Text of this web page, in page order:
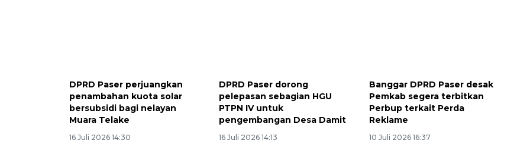
DPRD Paser perjuangkan
penambahan kuota solar
bersubsidi bagi nelayan
Muara Telake
16 Juli 2026 14:30
DPRD Paser dorong
pelepasan sebagian HGU
PTPN IV untuk
pengembangan Desa Damit
16 Juli 2026 14:13
Banggar DPRD Paser desak
Pemkab segera terbitkan
Perbup terkait Perda
Reklame
10 Juli 2026 16:37